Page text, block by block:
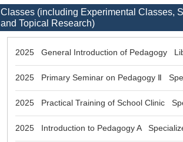
Classes (including Experimental Classes,
and Topical Research)
2025 General Introduction of Pedagogy
2025 Primary Seminar on Pedagogy Ⅱ
2025 Practical Training of School Clinic
2025 Introduction to Pedagogy A